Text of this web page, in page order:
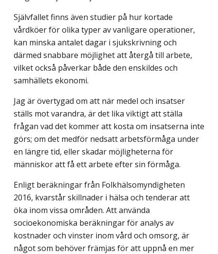
Självfallet finns även studier på hur kortade
vårdköer för olika typer av vanligare operationer,
kan minska antalet dagar i sjukskrivning och
därmed snabbare möjlighet att återgå till arbete,
vilket också påverkar både den enskildes och
samhällets ekonomi.
Jag är övertygad om att när medel och insatser
ställs mot varandra, är det lika viktigt att ställa
frågan vad det kommer att kosta om insatserna inte
görs; om det medför nedsatt arbetsförmåga under
en längre tid, eller skadar möjligheterna för
människor att få ett arbete efter sin förmåga.
Enligt beräkningar från Folkhälsomyndigheten
2016, kvarstår skillnader i hälsa och tenderar att
öka inom vissa områden. Att använda
socioekonomiska beräkningar för analys av
kostnader och vinster inom vård och omsorg, är
något som behöver främjas för att uppnå en mer